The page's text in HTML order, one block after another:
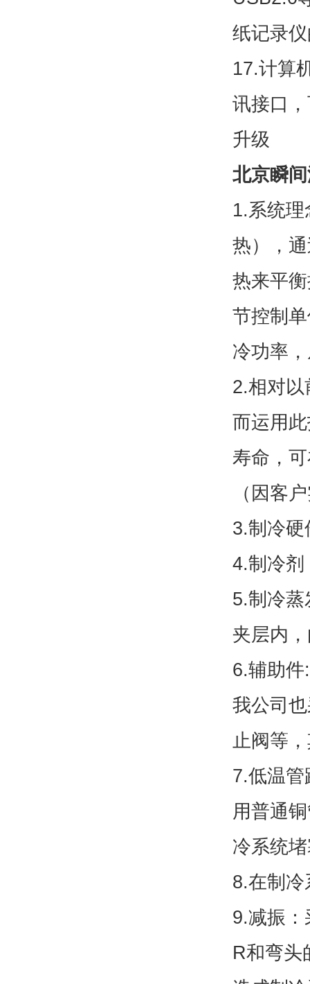
纸记录
17.计算
讯接口
升级
北京瞬
1.系统
热），
热来平
节控制
冷功率
2.相对以
而运用
寿命，
（因客
3.制冷硬
4.制冷剂
5.制冷
夹层内
6.辅助
我公司
止阀等
7.低温
用普通
冷系统
8.在制
9.减振
R和弯头